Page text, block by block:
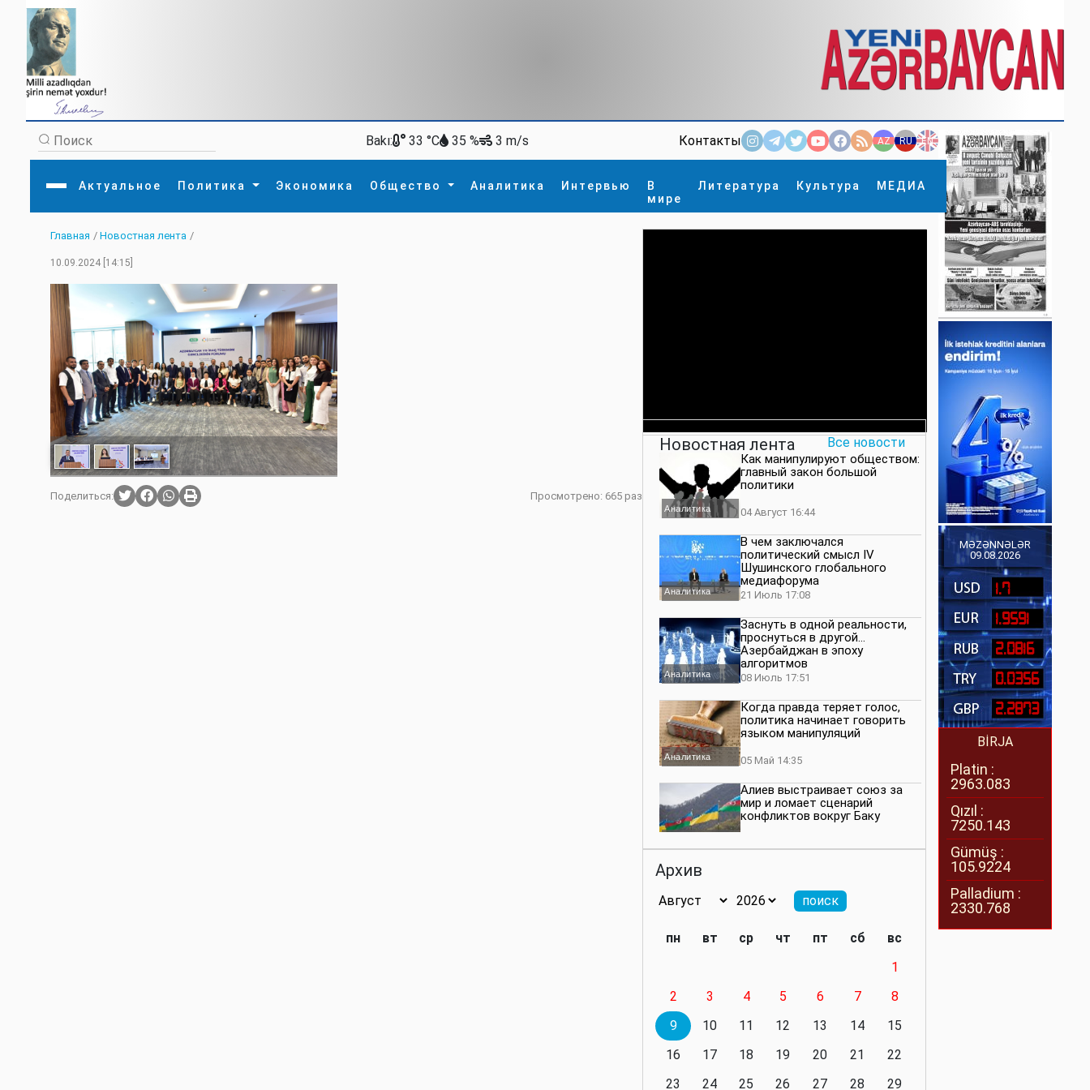
Bakı: 33 °C 35 % 3 m/s Контакты AZ RU EN
Актуальное Политика Экономика Общество Аналитика Интервью
В
мире
Литература Культура МЕДИА
×
Главная
Актуальное
Экономика
Аналитика
Культура
Интервью
Литература
МЕДИА
Внутренняя политикаНаука
Религия
Происшествие
Диаспора
Главная / Новостная лента /
10.09.2024 [14:15]
Поделиться: Просмотрено: 665 раз
Новостная лента Все новости
Аналитика
Как манипулируют обществом:
главный закон большой
политики
04 Август 16:44
Аналитика
В чем заключался
политический смысл IV
Шушинского глобального
медиафорума
21 Июль 17:08
Аналитика
Заснуть в одной реальности,
проснуться в другой…
Азербайджан в эпоху
алгоритмов
08 Июль 17:51
Аналитика
Когда правда теряет голос,
политика начинает говорить
языком манипуляций
05 Май 14:35
Алиев выстраивает союз за
мир и ломает сценарий
конфликтов вокруг Баку
значимость региона
нейтралитета больше не будет
Политика
президенту приходится все
делать самому
Архив
пн вт ср чт пт сб
вс
1
2
3 4 5 6 7
8
9
10 11 12 13 14
15
16
17 18 19 20 21
22
23
24 25 26 27 28
29
MƏZƏNNƏLƏR
09.08.2026
1.7
1.9591
2.0816
0.0356
2.2873
BİRJA
Platin :
2963.083
Qızıl :
7250.143
Gümüş :
105.9224
Palladium :
2330.768